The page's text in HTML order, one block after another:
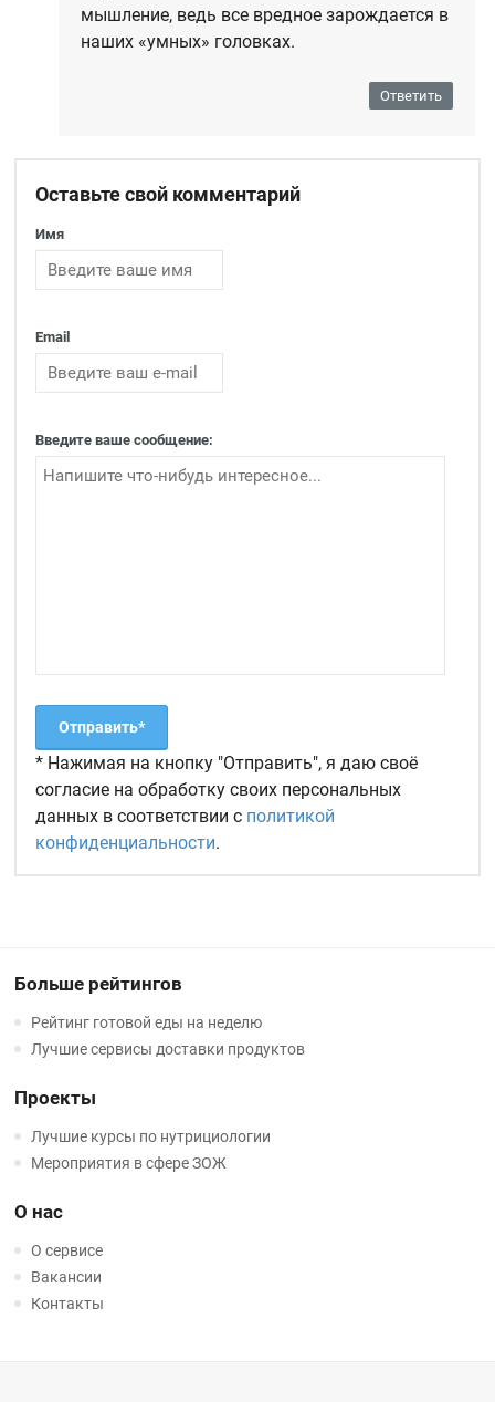
мышление, ведь все вредное зарождается в
наших «умных» головках.
Ответить
Оставьте свой комментарий
Имя
Email
Введите ваше сообщение:
* Нажимая на кнопку "Отправить", я даю своё
согласие на обработку своих персональных
данных в соответствии с политикой
конфиденциальности.
Больше рейтингов
Рейтинг готовой еды на неделю
Лучшие сервисы доставки продуктов
Проекты
Лучшие курсы по нутрициологии
Мероприятия в сфере ЗОЖ
О нас
О сервисе
Вакансии
Контакты